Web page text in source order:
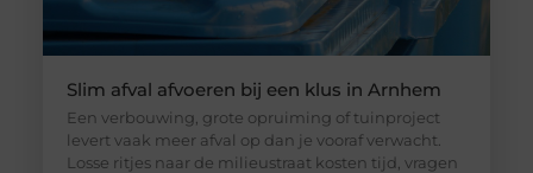
Slim afval afvoeren bij een klus in Arnhem
Een verbouwing, grote opruiming of tuinproject
levert vaak meer afval op dan je vooraf verwacht.
Losse ritjes naar de milieustraat kosten tijd, vragen